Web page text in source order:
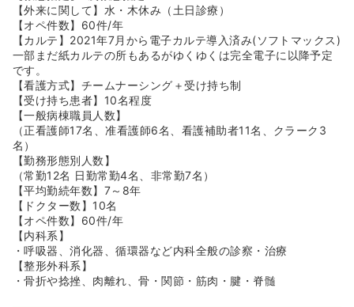
【外来に関して】水・木休み（土日診療）
【オペ件数】60件/年
【カルテ】2021年7月から電子カルテ導入済み(ソフトマックス)
一部まだ紙カルテの所もあるがゆくゆくは完全電子に以降予定
です。
【看護方式】チームナーシング＋受け持ち制
【受け持ち患者】10名程度
【一般病棟職員人数】
（正看護師17名、准看護師6名、看護補助者11名、クラーク3
名）
【勤務形態別人数】
（常勤12名 日勤常勤4名、非常勤7名）
【平均勤続年数】7～8年
【ドクター数】10名
【オペ件数】60件/年
【内科系】
・呼吸器、消化器、循環器など内科全般の診察・治療
【整形外科系】
・骨折や捻挫、肉離れ、骨・関節・筋肉・腱・脊髄